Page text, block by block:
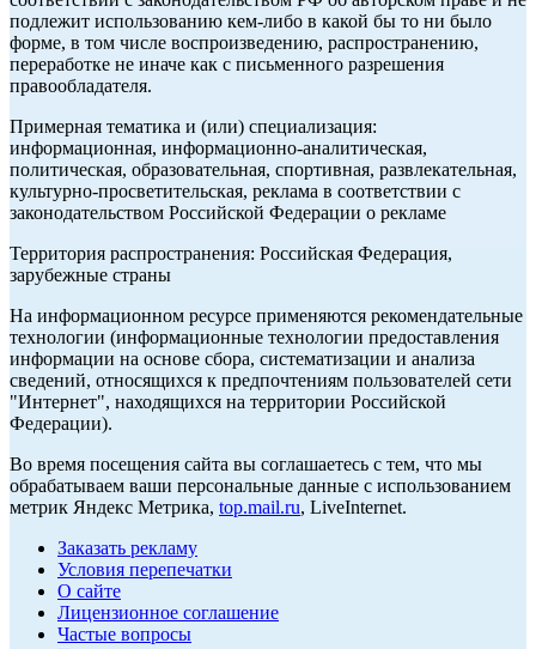
подлежит использованию кем-либо в какой бы то ни было
форме, в том числе воспроизведению, распространению,
переработке не иначе как с письменного разрешения
правообладателя.
Примерная тематика и (или) специализация:
информационная, информационно-аналитическая,
политическая, образовательная, спортивная, развлекательная,
культурно-просветительская, реклама в соответствии с
законодательством Российской Федерации о рекламе
Территория распространения: Российская Федерация,
зарубежные страны
На информационном ресурсе применяются рекомендательные
технологии (информационные технологии предоставления
информации на основе сбора, систематизации и анализа
сведений, относящихся к предпочтениям пользователей сети
"Интернет", находящихся на территории Российской
Федерации).
Во время посещения сайта вы соглашаетесь с тем, что мы
обрабатываем ваши персональные данные с использованием
метрик Яндекс Метрика, top.mail.ru, LiveInternet.
Заказать рекламу
Условия перепечатки
О сайте
Лицензионное соглашение
Частые вопросы